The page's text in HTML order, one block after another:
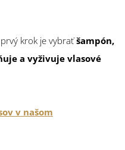
krok je vybraťšampón,
a vyživuje vlasové
v našom